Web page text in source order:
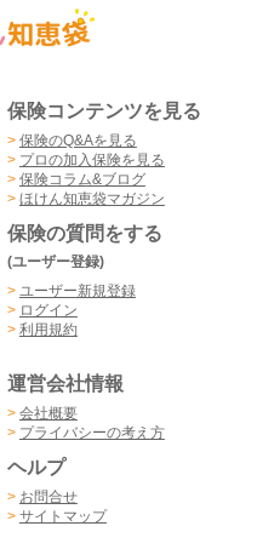
保険コンテンツを見る
> 保険のQ&Aを見る
> プロの加入保険を見る
> 保険コラム&ブログ
> ほけん知恵袋マガジン
保険の質問をする
(ユーザー登録)
> ユーザー新規登録
> ログイン
> 利用規約
運営会社情報
> 会社概要
> プライバシーの考え方
ヘルプ
> お問合せ
> サイトマップ